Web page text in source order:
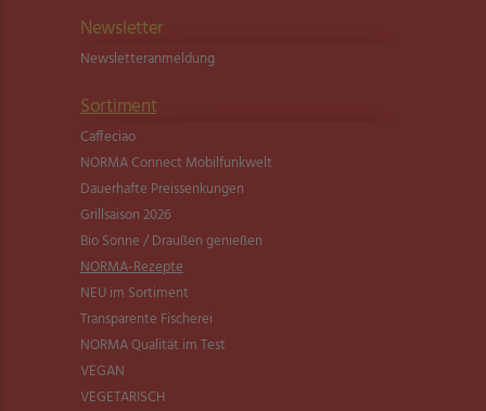
Newsletter
Newsletter­anmeldung
Sortiment
Caffeciao
NORMA Connect Mobilfunkwelt
Dauerhafte Preissenkungen
Grillsaison 2026
Bio Sonne / Draußen genießen
NORMA-Rezepte
NEU im Sortiment
Transparente Fischerei
NORMA Qualität im Test
VEGAN
VEGETARISCH